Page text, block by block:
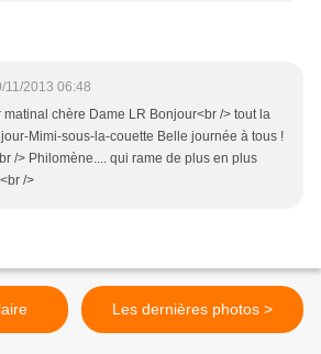
11/2013 06:48
matinal chère Dame LR Bonjour<br /> tout la
Mimi-sous-la-couette Belle journée à tous !
/> Philomène.... qui rame de plus en plus
/>
Les dernières photos >